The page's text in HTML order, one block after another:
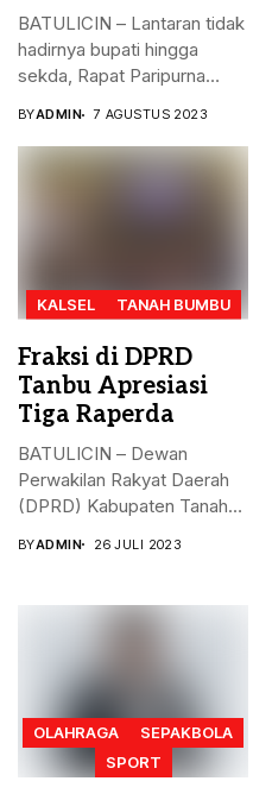
BATULICIN – Lantaran tidak
hadirnya bupati hingga
sekda, Rapat Paripurna
BYADMIN 7 AGUSTUS 2023
KALSEL TANAH BUMBU
Fraksi di DPRD
Tanbu Apresiasi
Tiga Raperda
BATULICIN – Dewan
Perwakilan Rakyat Daerah
(DPRD) Kabupaten Tanah
BYADMIN 26 JULI 2023
OLAHRAGA
SEPAKBOLA
SPORT